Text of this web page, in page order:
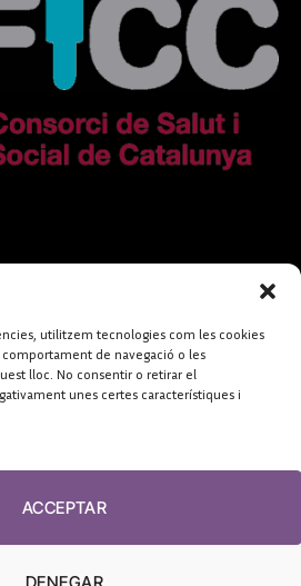
utilitzem tecnologies com les cookies
de navegació o les
lloc. No consentir o retirar el
unes certes característiques i
ACCEPTAR
DENEGAR